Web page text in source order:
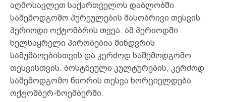
აღმოსავლეთ საქართველოს დაბლობში
საშემოდგომო პურეულების მასობრივი თესვის
პერიოდი ოქტომბრის თვეა. ამ პერიოდში
ხელსაყრელი პირობებია მინდვრის
სამუშაოებისთვის და კერძოდ საშემოდგომო
თესვისთვის. ბოსტნეული კულტურების, კერძოდ
საშემოდგომო ნიორის თესვა ხორციელდება
ოქტომბერ-ნოემბერში.